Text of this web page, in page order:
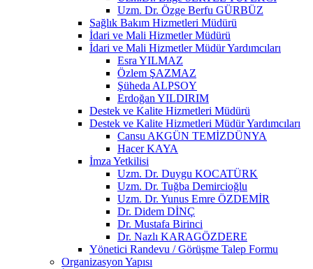
Uzm. Dr. Özge Berfu GÜRBÜZ
Sağlık Bakım Hizmetleri Müdürü
İdari ve Mali Hizmetler Müdürü
İdari ve Mali Hizmetler Müdür Yardımcıları
Esra YILMAZ
Özlem ŞAZMAZ
Şüheda ALPSOY
Erdoğan YILDIRIM
Destek ve Kalite Hizmetleri Müdürü
Destek ve Kalite Hizmetleri Müdür Yardımcıları
Cansu AKGÜN TEMİZDÜNYA
Hacer KAYA
İmza Yetkilisi
Uzm. Dr. Duygu KOCATÜRK
Uzm. Dr. Tuğba Demircioğlu
Uzm. Dr. Yunus Emre ÖZDEMİR
Dr. Didem DİNÇ
Dr. Mustafa Birinci
Dr. Nazlı KARAGÖZDERE
Yönetici Randevu / Görüşme Talep Formu
Organizasyon Yapısı